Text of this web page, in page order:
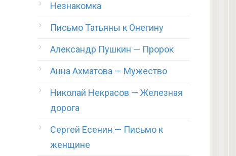
Незнакомка
Письмо Татьяны к Онегину
Александр Пушкин — Пророк
Анна Ахматова — Мужество
Николай Некрасов — Железная
дорога
Сергей Есенин — Письмо к
женщине